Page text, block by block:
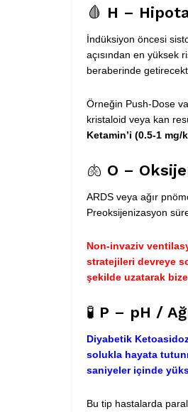
🩸 H –
İndüksiyon öncesi
açısından en yüksek
beraberinde
Örneğin Push-Dose
kristaloid veya kan
Ketamin’i (0.5-1 mg/
🫁 O –
ARDS veya ağır
Preoksijenizasyon
Non-invaziv
stratejileri devreye
şekilde uzatarak
🧪 P – pH /
Diyabetik
solukla hayata
saniyeler içinde
Bu tip hastalarda